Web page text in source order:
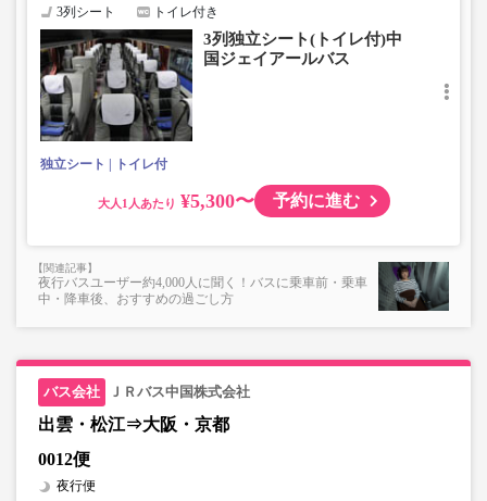
3列シート トイレ付き
3列独立シート(トイレ付)中
国ジェイアールバス
独立シート トイレ付
大人 ¥5,300〜 予約に進む
夜行バスユーザー約4,000人に聞く！バスに乗車前・乗車
中・降車後、おすすめの過ごし方
ＪＲバス中国株式会社
出雲・松江⇒大阪・京都
0012便
夜行便